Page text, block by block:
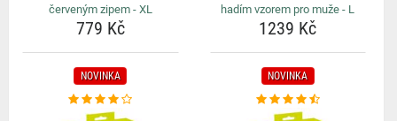
červeným zipem - XL
779 Kč
hadím vzorem pro muže - L
1239 Kč
NOVINKA NOVINKA